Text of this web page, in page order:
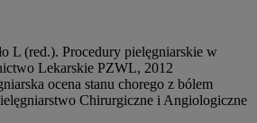
L (red.). Procedury pielęgniarskie w
Lekarskie PZWL, 2012
ocena stanu chorego z bólem
Chirurgiczne i Angiologiczne